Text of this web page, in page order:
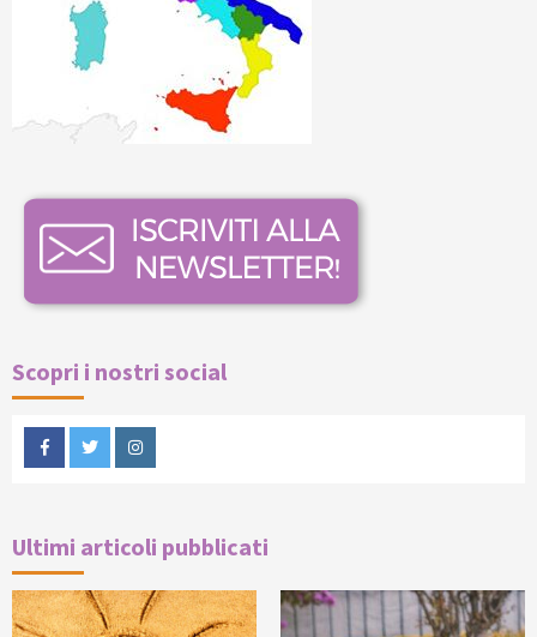
Scopri i nostri social
FacebookTwitterInstagram
Ultimi articoli pubblicati